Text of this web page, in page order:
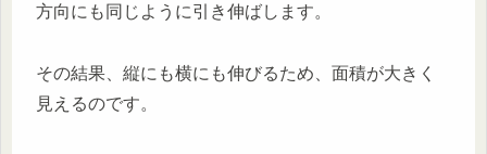
方向にも同じように引き伸ばします。
その結果、縦にも横にも伸びるため、面積が大きく
見えるのです。